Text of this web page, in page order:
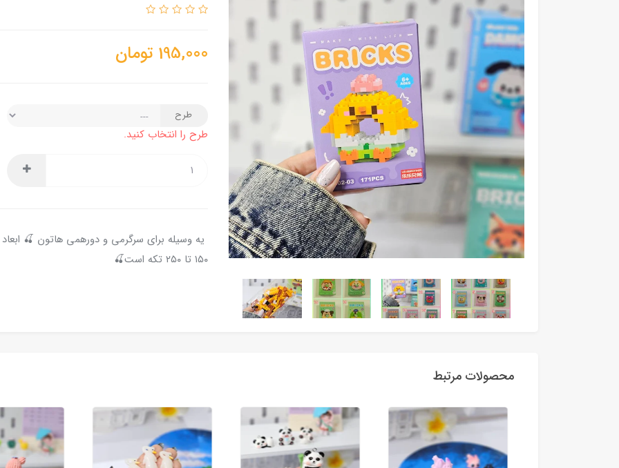
195,000 تومان
طرح
طرح را انتخاب کنید.
یه وسیله برای سرگرمی و دورهمی هاتون 🍒
۱۵۰ تا ۲۵۰ تکه است🍒
محصولات مرتبط